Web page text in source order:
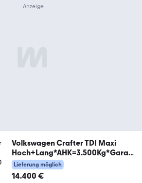
Volkswagen Crafter TDI Maxi
Hoch+Lang*AHK=3.500Kg*Garan
tie*
Lieferung möglich
14.400 €